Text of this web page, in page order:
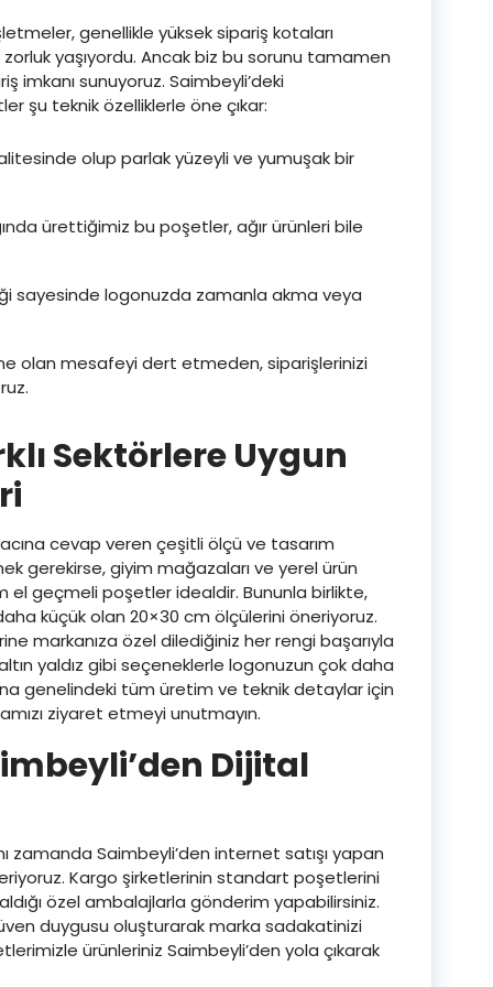
genellikle yüksek sipariş kotaları
yaşıyordu. Ancak biz bu sorunu tamamen
imkanı sunuyoruz. Saimbeyli’deki
şu teknik özelliklerle öne çıkar:
olup parlak yüzeyli ve yumuşak bir
ürettiğimiz bu poşetler, ağır ürünleri bile
sayesinde logonuzda zamanla akma veya
olan mesafeyi dert etmeden, siparişlerinizi
Sektörlere Uygun
cevap veren çeşitli ölçü ve tasarım
gerekirse, giyim mağazaları ve yerel ürün
el geçmeli poşetler idealdir. Bununla birlikte,
küçük olan 20×30 cm ölçülerini öneriyoruz.
markanıza özel dilediğiniz her rengi başarıyla
yaldız gibi seçeneklerle logonuzun çok daha
genelindeki tüm üretim ve teknik detaylar için
ziyaret etmeyi unutmayın.
Dijital
zamanda Saimbeyli’den internet satışı yapan
Kargo şirketlerinin standart poşetlerini
özel ambalajlarla gönderim yapabilirsiniz.
duygusu oluşturarak marka sadakatinizi
ürünleriniz Saimbeyli’den yola çıkarak